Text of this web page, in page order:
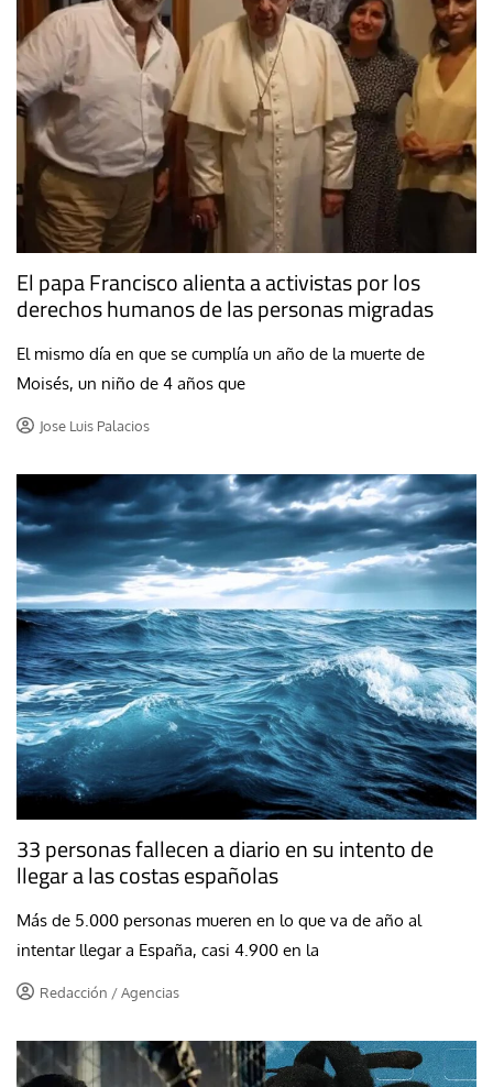
El papa Francisco alienta a activistas por los
derechos humanos de las personas migradas
El mismo día en que se cumplía un año de la muerte de
Moisés, un niño de 4 años que
Jose Luis Palacios
33 personas fallecen a diario en su intento de
llegar a las costas españolas
Más de 5.000 personas mueren en lo que va de año al
intentar llegar a España, casi 4.900 en la
Redacción / Agencias